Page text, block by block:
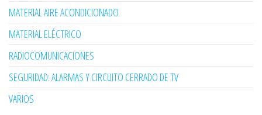
MATERIAL AIRE ACONDICIONADO
MATERIAL ELÉCTRICO
RADIOCOMUNICACIONES
SEGURIDAD: ALARMAS Y CIRCUITO CERRADO DE TV
VARIOS